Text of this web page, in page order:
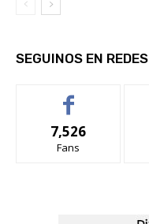
SEGUINOS EN REDES
7,526
Fans